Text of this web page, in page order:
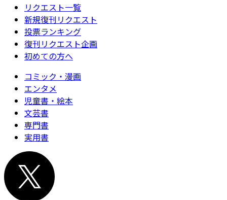
リクエスト一覧
新規復刊リクエスト
投票ランキング
復刊リクエスト企画
初めての方へ
コミック・漫画
エンタメ
児童書・絵本
文芸書
専門書
実用書